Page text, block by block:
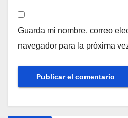
Guarda mi nombre, correo
navegador para la próxima